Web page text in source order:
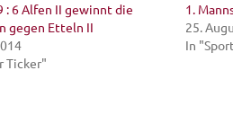
: 6 Alfen II gewinnt die
gegen Etteln II
Ticker"
1.
25.
In